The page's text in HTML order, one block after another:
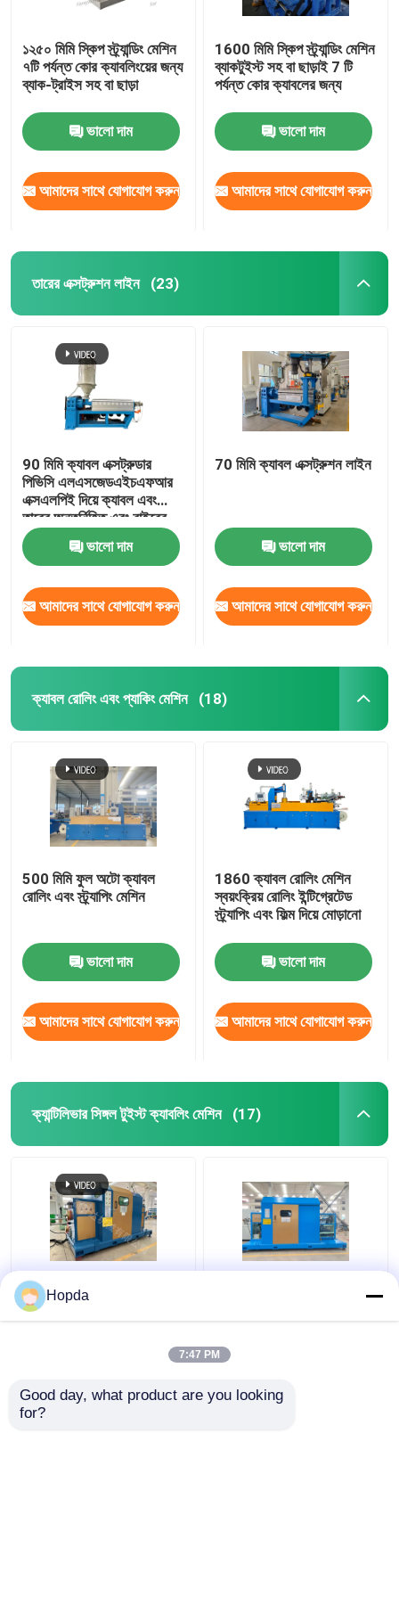
অনুভূমিক তারের টেপিং মেশিন
তারের ট্যাপিং মেশিন
সহায়ক সরঞ্জাম
১২৫০ মিমি স্কিপ স্ট্র্যান্ডিং মেশিন
৭টি পর্যন্ত কোর ক্যাবলিংয়ের জন্য
ব্যাক-ট্রাইস সহ বা ছাড়া
ভালো দাম
আমাদের সাথে যোগাযোগ করুন
1600 মিমি স্কিপ স্ট্র্যান্ডিং মেশিন
ব্যাকটুইস্ট সহ বা ছাড়াই 7 টি
পর্যন্ত কোর ক্যাবলের জন্য
ভালো দাম
আমাদের সাথে যোগাযোগ করুন
তারের এক্সট্রুশন লাইন (23)
90 মিমি ক্যাবল এক্সট্রুডার
পিভিসি এলএসজেডএইচএফআর
এক্সএলপিই দিয়ে ক্যাবল এবং
তারের অন্তর্নিহিত এবং বাইরের
আবরণ এবং অন্তর্নির্মিত করার
জন্য
ভালো দাম
আমাদের সাথে যোগাযোগ করুন
70 মিমি ক্যাবল এক্সট্রুশন লাইন
ভালো দাম
আমাদের সাথে যোগাযোগ করুন
ক্যাবল রোলিং এবং প্যাকিং মেশিন (18)
500 মিমি ফুল অটো ক্যাবল
রোলিং এবং স্ট্র্যাপিং মেশিন
ভালো দাম
আমাদের সাথে যোগাযোগ করুন
1860 ক্যাবল রোলিং মেশিন
স্বয়ংক্রিয় রোলিং ইন্টিগ্রেটেড
স্ট্র্যাপিং এবং ফিল্ম দিয়ে মোড়ানো
ভালো দাম
আমাদের সাথে যোগাযোগ করুন
ক্যান্টিলিভার সিঙ্গল টুইস্ট ক্যাবলিং মেশিন (17)
৬৩০ মিমি ক্যান্টিলিভার সিঙ্গল
টুইস্ট ক্যাবলিং মেশিন
পাওয়ার ক্যাবল ক্যান্টিলিভার সিঙ্গল
Hopda
7:47 PM
Good day, what product are you looking
for?